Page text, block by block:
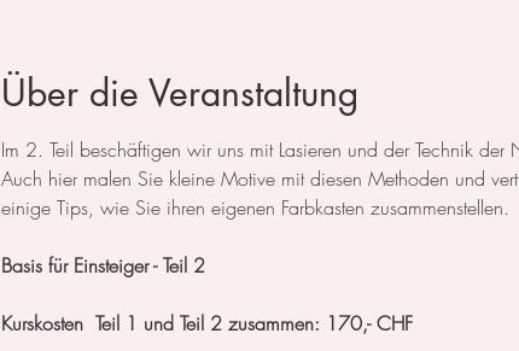
Über die Veranstaltung
Im 2. Teil beschäftigen wir uns mit Lasieren und der Technik der
Auch hier malen Sie kleine Motive mit diesen Methoden und
einige Tips, wie Sie ihren eigenen Farbkasten zusammenstellen.
Basis für Einsteiger - Teil 2
Kurskosten  Teil 1 und Teil 2 zusammen: 170,- CHF